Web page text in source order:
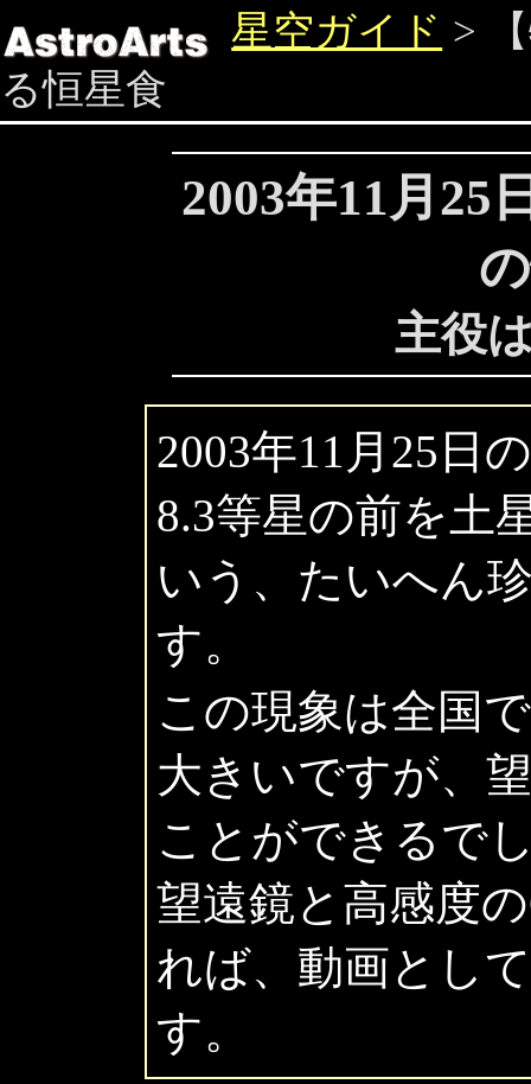
星空ガイド >
る恒星食
2003年11月25
主役
2003年11月25日
8.3等星の前を土
いう、たいへん
す。
この現象は全国
大きいですが、
ことができるで
望遠鏡と高感度
れば、動画とし
す。